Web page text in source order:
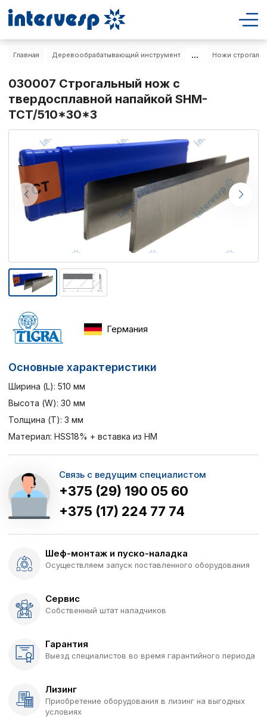
Главная Деревообрабатывающий инструмент ... Ножи
030007 Строгальный нож с
твердосплавной напайкой SHM-
TCT/510*30*3
Германия
Основные характеристики
Ширина (L): 510 мм
Высота (W): 30 мм
Толщина (T): 3 мм
Материал: HSS18% + вставка из НМ
Связь с ведущим специалистом
+375 (29) 190 05 60
+375 (17) 224 77 74
Шеф-монтаж и пуско-наладка
Осуществляем запуск поставленного оборудования
Сервис
Собственный штат наладчиков
Гарантия
Выезд специалистов во время гарантийного периода
Лизинг
Приобретение оборудования в лизинг на выгодных
условиях